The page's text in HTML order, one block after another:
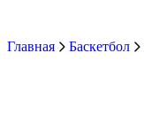
Главная Баскетбол